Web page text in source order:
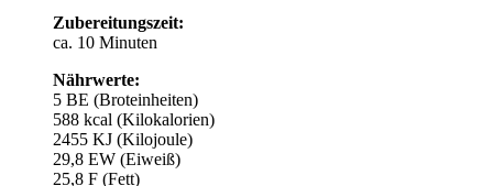
Zubereitungszeit:
ca. 10 Minuten
Nährwerte:
5 BE (Broteinheiten)
588 kcal (Kilokalorien)
2455 KJ (Kilojoule)
29,8 EW (Eiweiß)
25,8 F (Fett)